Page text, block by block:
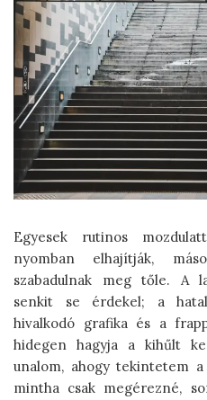
Egyesek rutinos
nyomban elhajítják,
szabadulnak meg tőle. A
senkit se érdekel; a
hivalkodó grafika és a
hidegen hagyja a kihűlt
unalom, ahogy tekintetem
mintha csak megérezné,